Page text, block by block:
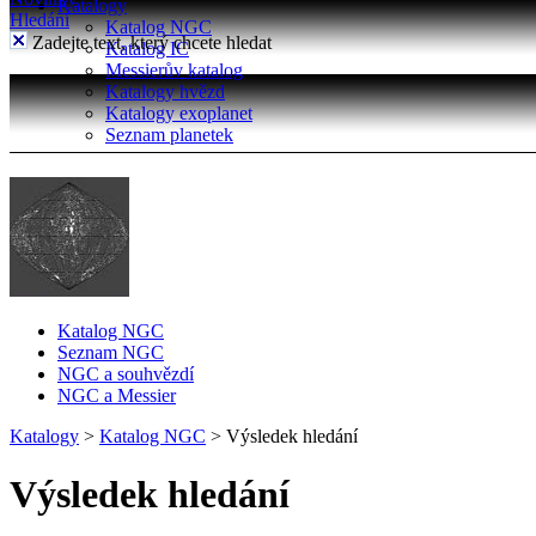
Katalogy
Katalog NGC
Katalog IC
Messierův katalog
Katalogy hvězd
Katalogy exoplanet
Seznam planetek
Hledání
Zadejte text, který chcete hledat
Katalog NGC
Seznam NGC
NGC a souhvězdí
NGC a Messier
Katalogy > Katalog NGC > Výsledek hledání
Výsledek hledání